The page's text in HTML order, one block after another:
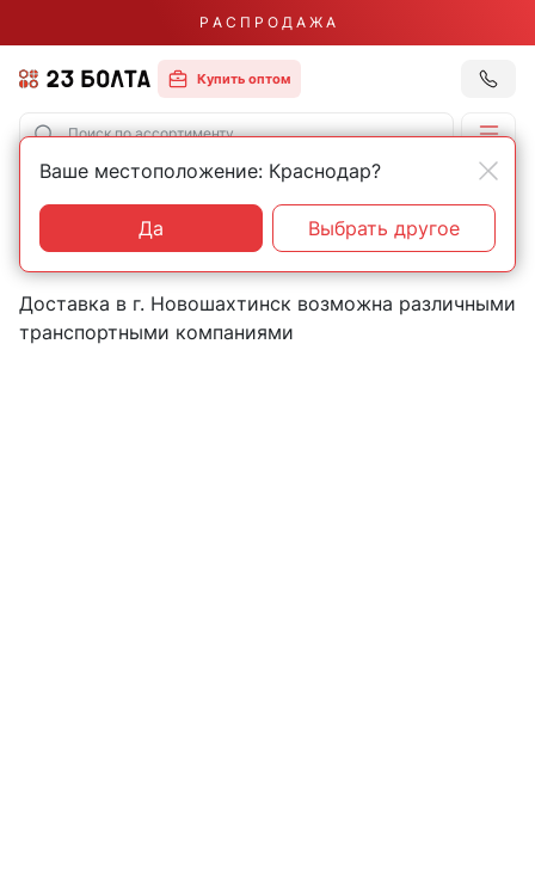
Р А С П Р О Д А Ж А
Купить оптом
Главная Контакты Новошахтинск
Пункты выдачи товаров в
городе Новошахтинск
Доставка в г. Новошахтинск возможна различными
транспортными компаниями
Ваше местоположение: Краснодар?
Да Выбрать другое